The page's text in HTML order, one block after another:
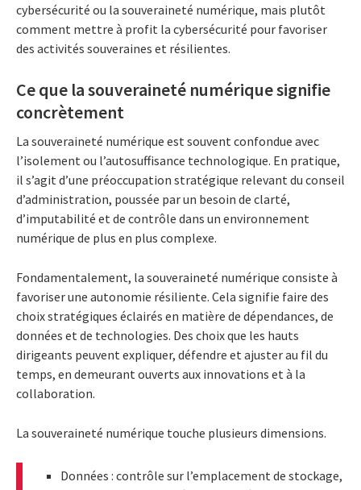
cybersécurité ou la souveraineté numérique, mais plutôt
comment mettre à profit la cybersécurité pour favoriser
des activités souveraines et résilientes.
Ce que la souveraineté numérique signifie
concrètement
La souveraineté numérique est souvent confondue avec
l’isolement ou l’autosuffisance technologique. En pratique,
il s’agit d’une préoccupation stratégique relevant du conseil
d’administration, poussée par un besoin de clarté,
d’imputabilité et de contrôle dans un environnement
numérique de plus en plus complexe.
Fondamentalement, la souveraineté numérique consiste à
favoriser une autonomie résiliente. Cela signifie faire des
choix stratégiques éclairés en matière de dépendances, de
données et de technologies. Des choix que les hauts
dirigeants peuvent expliquer, défendre et ajuster au fil du
temps, en demeurant ouverts aux innovations et à la
collaboration.
La souveraineté numérique touche plusieurs dimensions.
Données : contrôle sur l’emplacement de stockage,